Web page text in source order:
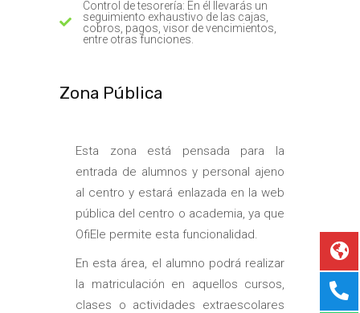
Control de tesorería: En él llevarás un
seguimiento exhaustivo de las cajas,
cobros, pagos, visor de vencimientos,
entre otras funciones.
Zona Pública
Esta zona está pensada para la
entrada de alumnos y personal ajeno
al centro y estará enlazada en la web
pública del centro o academia, ya que
OfiEle permite esta funcionalidad.
En esta área, el alumno podrá realizar
la matriculación en aquellos cursos,
clases o actividades extraescolares